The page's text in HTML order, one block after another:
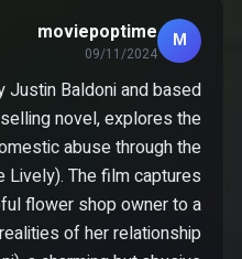
M
moviepoptime
09/11/2024
Justin Baldoni and based
novel, explores the
abuse through the
The film captures
flower shop owner to a
of her relationship